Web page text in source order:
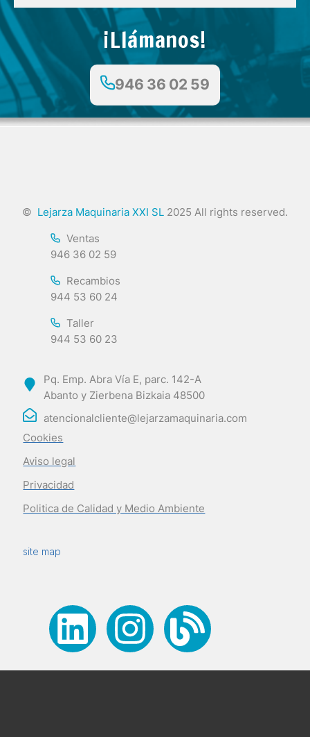
¡Llámanos!
946 36 02 59
© Lejarza Maquinaria XXI SL 2025 All rights reserved.
Ventas
946 36 02 59
Recambios
944 53 60 24
Taller
944 53 60 23
Pq. Emp. Abra Vía E, parc. 142-A
Abanto y Zierbena Bizkaia 48500
atencionalcliente@lejarzamaquinaria.com
Cookies
Aviso legal
Privacidad
Politica de Calidad y Medio Ambiente
site map